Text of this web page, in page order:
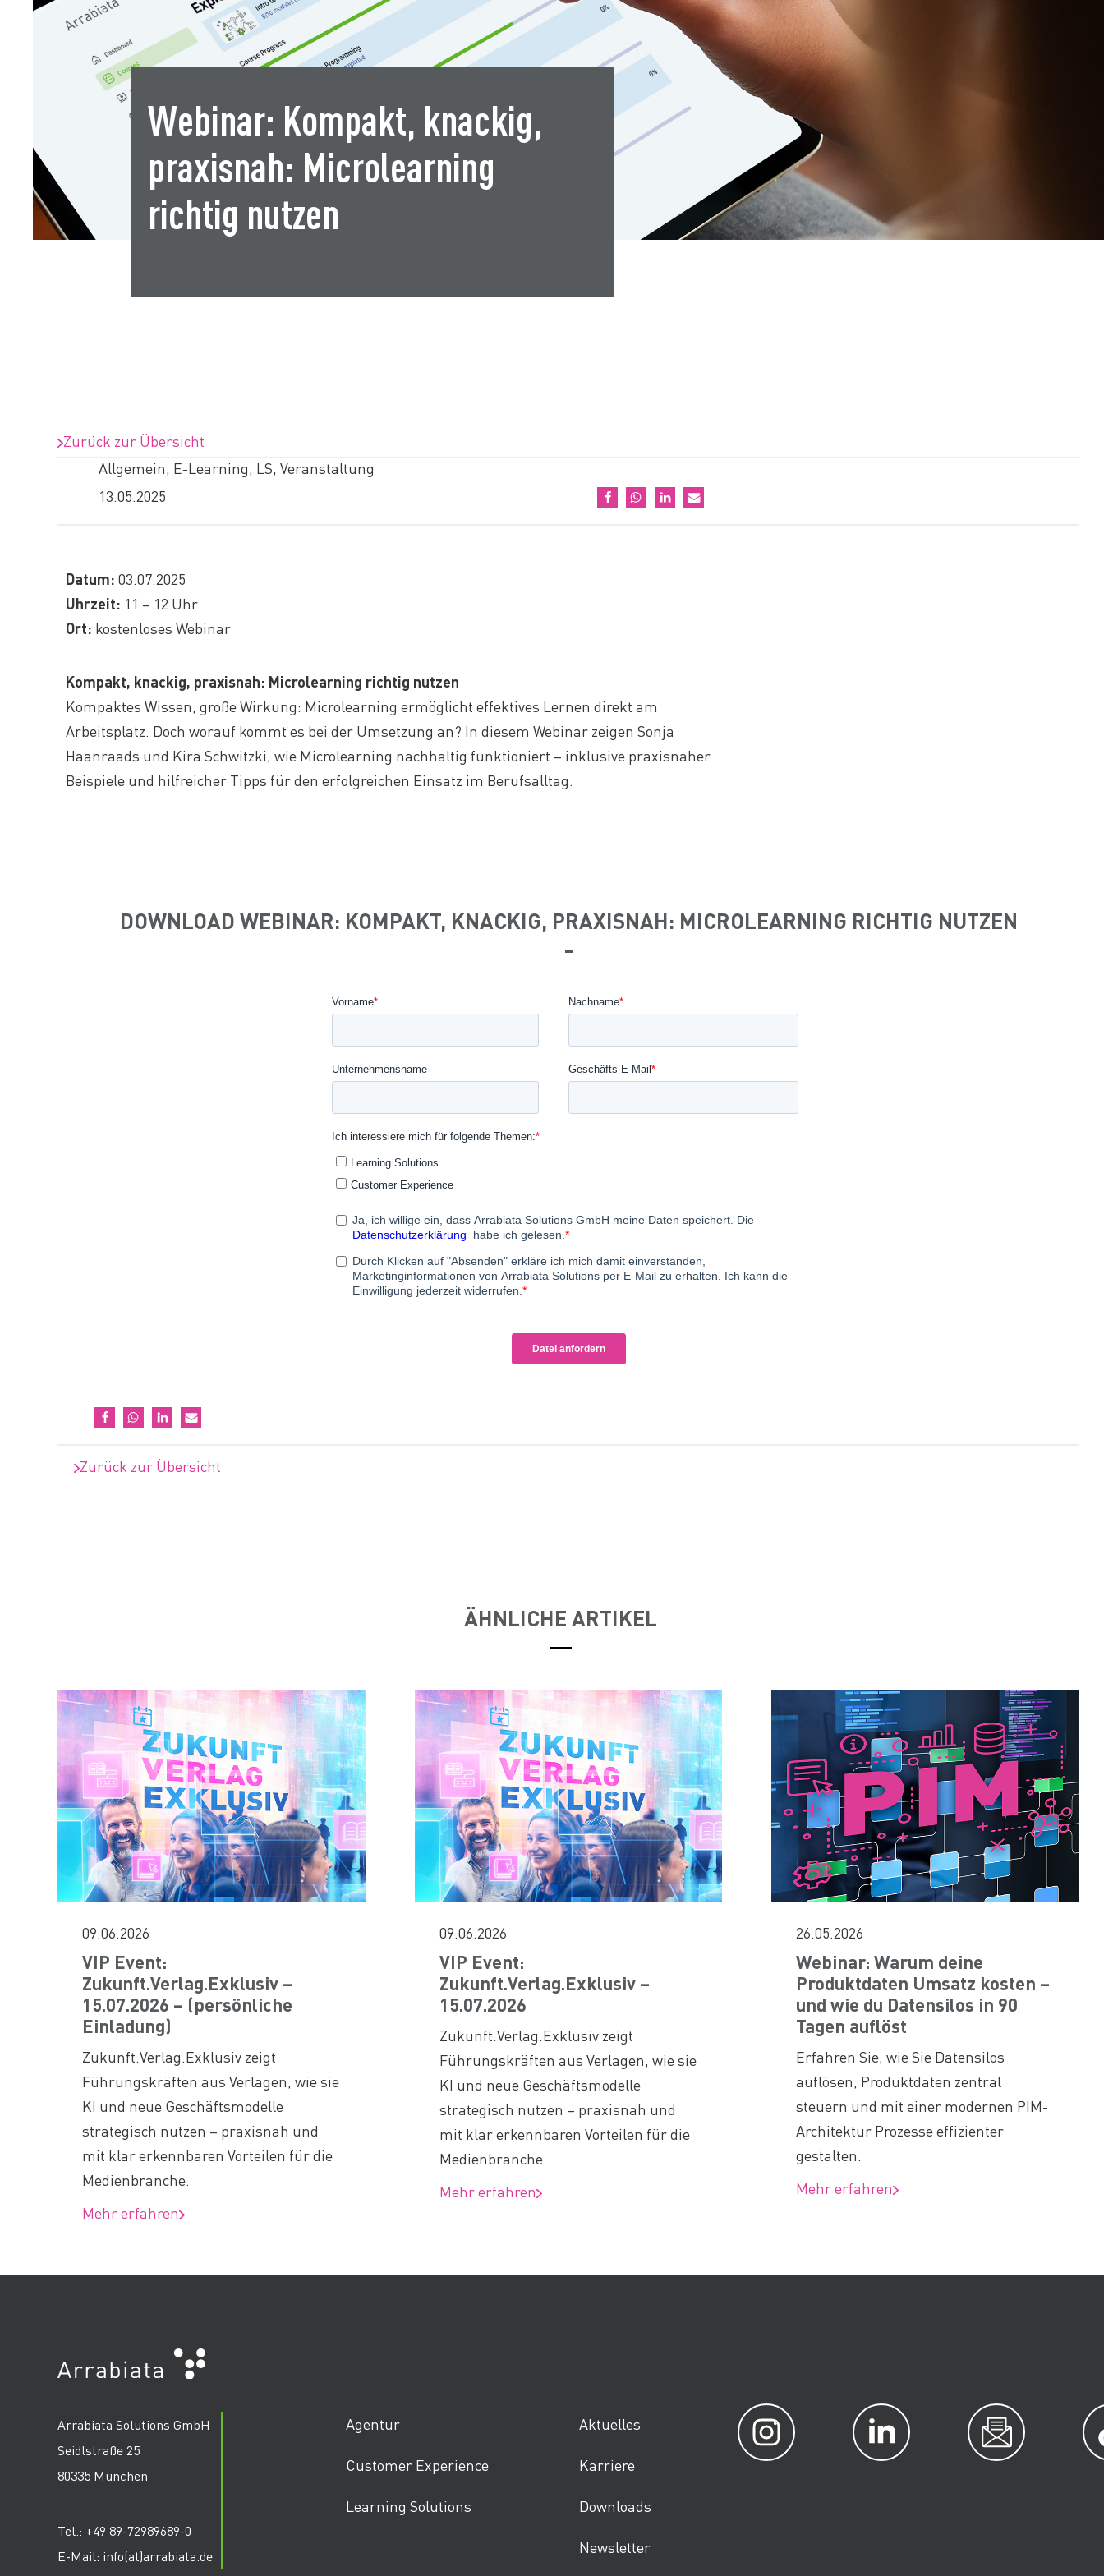
Webinar: Kompakt, knackig,
praxisnah: Microlearning
richtig nutzen
Zurück zur Übersicht
Allgemein, E-Learning, LS, Veranstaltung
13.05.2025
Datum: 03.07.2025
Uhrzeit: 11 – 12 Uhr
Ort: kostenloses Webinar
Kompakt, knackig, praxisnah: Microlearning richtig nutzen
Kompaktes Wissen, große Wirkung: Microlearning ermöglicht effektives Lernen direkt am
Arbeitsplatz. Doch worauf kommt es bei der Umsetzung an? In diesem Webinar zeigen Sonja
Haanraads und Kira Schwitzki, wie Microlearning nachhaltig funktioniert – inklusive praxisnaher
Beispiele und hilfreicher Tipps für den erfolgreichen Einsatz im Berufsalltag.
DOWNLOAD WEBINAR: KOMPAKT, KNACKIG, PRAXISNAH: MICROLEARNING RICHTIG NUTZEN
Zurück zur Übersicht
ÄHNLICHE ARTIKEL
09.06.2026
VIP Event:
Zukunft.Verlag.Exklusiv –
15.07.2026 – (persönliche
Einladung)
Zukunft.Verlag.Exklusiv zeigt
Führungskräften aus Verlagen, wie sie
KI und neue Geschäftsmodelle
strategisch nutzen – praxisnah und
mit klar erkennbaren Vorteilen für die
Medienbranche.
Mehr erfahren
09.06.2026
VIP Event:
Zukunft.Verlag.Exklusiv –
15.07.2026
Zukunft.Verlag.Exklusiv zeigt
Führungskräften aus Verlagen, wie sie
KI und neue Geschäftsmodelle
strategisch nutzen – praxisnah und
mit klar erkennbaren Vorteilen für die
Medienbranche.
Mehr erfahren
26.05.2026
Webinar: Warum deine
Produktdaten Umsatz kosten –
und wie du Datensilos in 90
Tagen auflöst
Erfahren Sie, wie Sie Datensilos
auflösen, Produktdaten zentral
steuern und mit einer modernen PIM-
Architektur Prozesse effizienter
gestalten.
Mehr erfahren
Arrabiata Solutions GmbH
Seidlstraße 25
80335 München
Tel.: +49 89-72989689-0
E-Mail: info(at)arrabiata.de
Agentur
Customer Experience
Learning Solutions
Aktuelles
Karriere
Downloads
Newsletter